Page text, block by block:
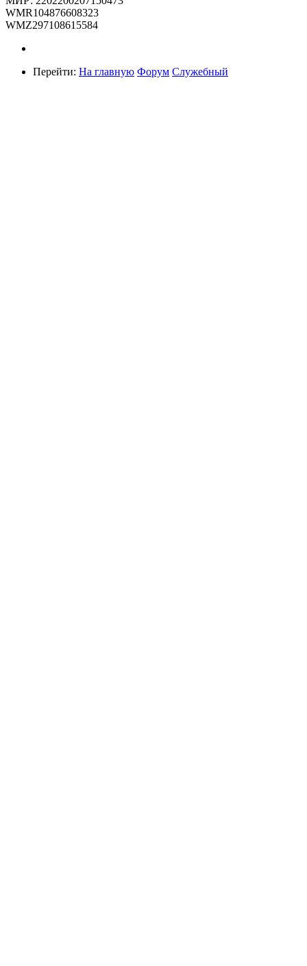
WMR104876608323
WMZ297108615584
Перейти: На главную Форум Служебный